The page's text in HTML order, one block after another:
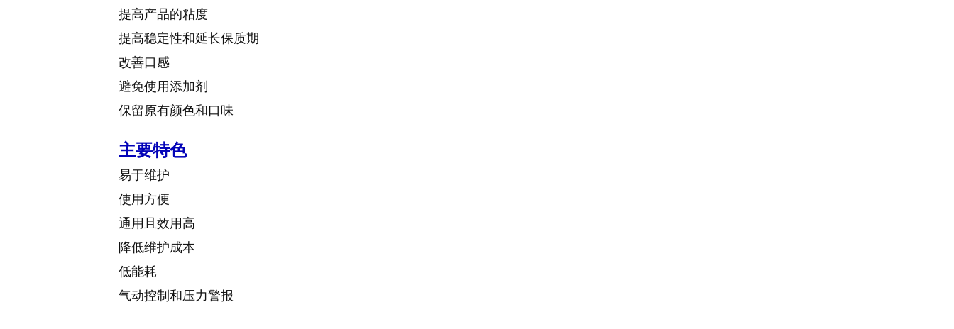
提高产品的粘度
提高稳定性和延长保质期
改善口感
避免使用添加剂
保留原有颜色和口味
主要特色
易于维护
使用方便
通用且效用高
降低维护成本
低能耗
气动控制和压力警报